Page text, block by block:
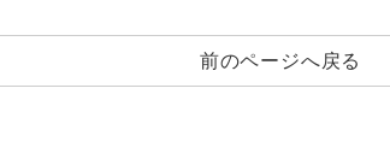
前のページへ戻る